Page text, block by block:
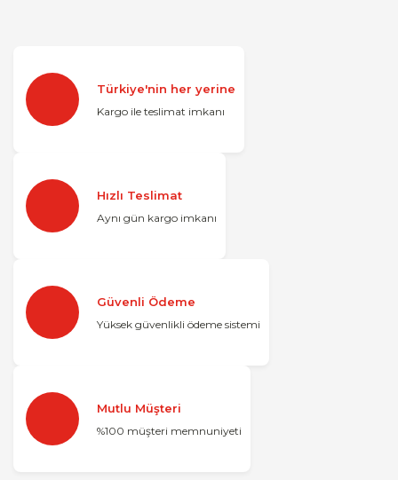
Türkiye'nin her yerine
Kargo ile teslimat imkanı
Hızlı Teslimat
Aynı gün kargo imkanı
Güvenli Ödeme
Yüksek güvenlikli ödeme sistemi
Mutlu Müşteri
%100 müşteri memnuniyeti